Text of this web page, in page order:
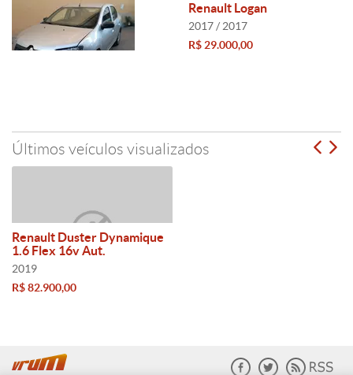
Renault Logan
2017 / 2017
R$ 29.000,00
Últimos veículos visualizados
Renault Duster Dynamique
1.6 Flex 16v Aut.
2019
R$ 82.900,00